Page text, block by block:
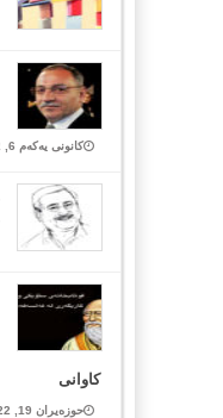
کانونی یەکەم 6, 2022 Closed
کاوانی
حوزەیران 19, 2022 Closed